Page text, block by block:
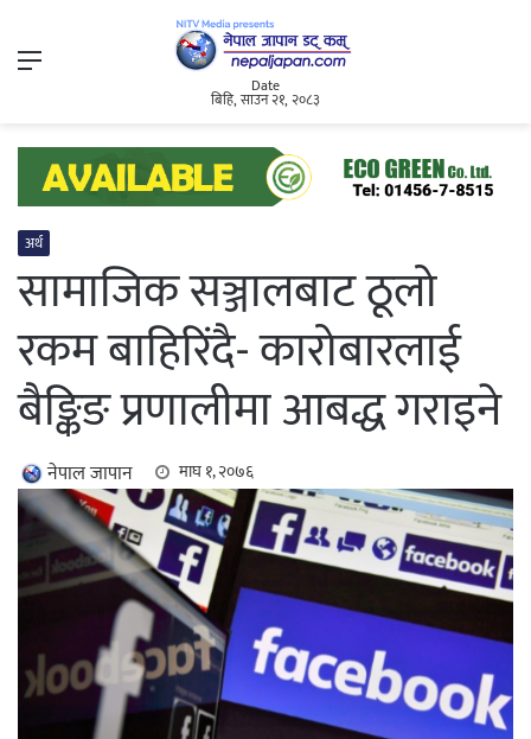
Menu
Date
बिहि, साउन २१, २०८३
अर्थ
सामाजिक सञ्जालबाट ठूलो
रकम बाहिरिंदै- कारोबारलाई
बैङ्किङ प्रणालीमा आबद्ध गराइने
नेपाल जापान माघ १, २०७६